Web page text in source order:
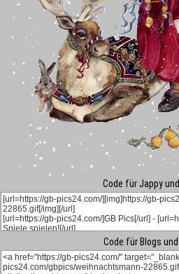
Code für Jappy und
Code für Blogs und